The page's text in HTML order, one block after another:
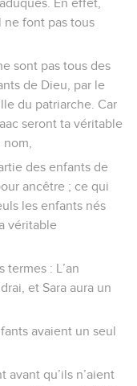
En effet,
ne font pas tous
sont pas tous des
de Dieu, par le
du patriarche. Car
seront ta véritable
des enfants de
ancêtre ; ce qui
les enfants nés
véritable
termes : L’an
et Sara aura un
avaient un seul
avant qu’ils n’aient